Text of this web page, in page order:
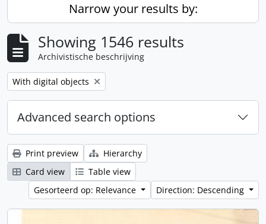
Narrow your results by:
Showing 1546 results
Archivistische beschrijving
Remove filter:
With digital objects
Advanced search options
Print preview
Hierarchy
Card view
Table view
Gesorteerd op: Relevance
Direction: Descending